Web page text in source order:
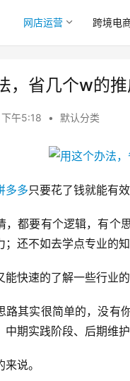
网店运营 跨境电
，省几个w的推
午5:18 • 默认分类
多多只要花了钱就能有
，都要有个逻辑，有个
；还不如去学点专业的
能快速的了解一些行业
路其实很简单的，没
期实践阶段、后期维护
说。